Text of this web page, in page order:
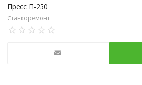
Пресс П-250
Станкоремонт